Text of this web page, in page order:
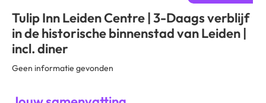
Tulip Inn Leiden Centre | 3-Daags verblijf
in de historische binnenstad van Leiden |
incl. diner
Geen informatie gevonden